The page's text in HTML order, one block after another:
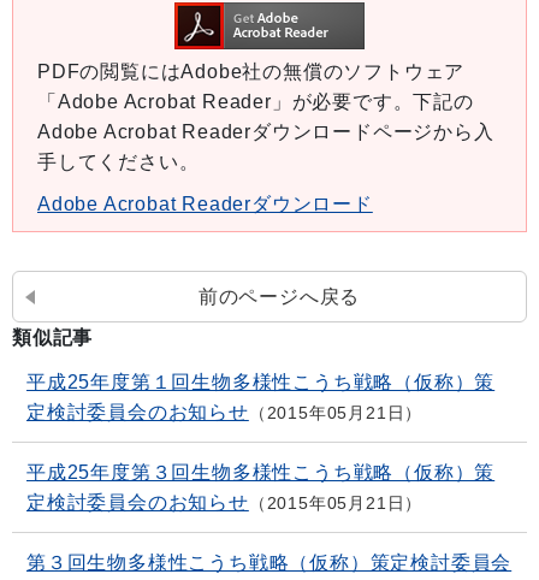
PDFの閲覧にはAdobe社の無償のソフトウェア
「Adobe Acrobat Reader」が必要です。下記の
Adobe Acrobat Readerダウンロードページから入
手してください。
Adobe Acrobat Readerダウンロード
前のページへ戻る
類似記事
平成25年度第１回生物多様性こうち戦略（仮称）策
定検討委員会のお知らせ
2015年05月21日
平成25年度第３回生物多様性こうち戦略（仮称）策
定検討委員会のお知らせ
2015年05月21日
第３回生物多様性こうち戦略（仮称）策定検討委員会